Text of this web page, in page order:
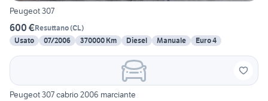
Peugeot 307
600 €Resuttano(CL)
Usato
07/2006 370000 Km Diesel Manuale Euro 4
Peugeot 307 cabrio 2006 marciante